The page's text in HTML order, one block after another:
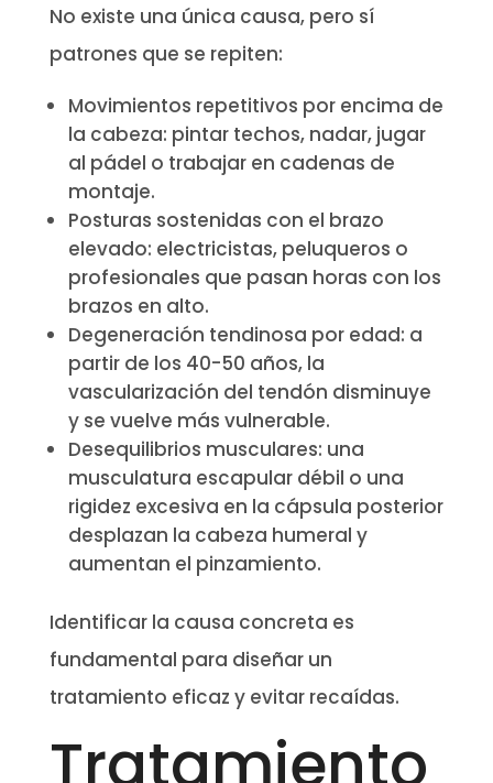
No existe una única causa, pero sí
patrones que se repiten:
Movimientos repetitivos por encima de
la cabeza: pintar techos, nadar, jugar
al pádel o trabajar en cadenas de
montaje.
Posturas sostenidas con el brazo
elevado: electricistas, peluqueros o
profesionales que pasan horas con los
brazos en alto.
Degeneración tendinosa por edad: a
partir de los 40-50 años, la
vascularización del tendón disminuye
y se vuelve más vulnerable.
Desequilibrios musculares: una
musculatura escapular débil o una
rigidez excesiva en la cápsula posterior
desplazan la cabeza humeral y
aumentan el pinzamiento.
Identificar la causa concreta es
fundamental para diseñar un
tratamiento eficaz y evitar recaídas.
Tratamiento